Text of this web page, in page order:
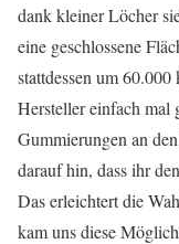
dank kleiner Löcher
eine geschlossene
stattdessen um
Hersteller einfach mal
Gummierungen an
darauf hin, dass ihr
Das erleichtert die
kam uns diese